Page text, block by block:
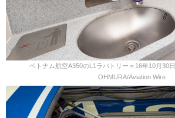
ベトナム航空A350のL1ラバトリー＝16年10月30
OHMURA/Aviation Wire